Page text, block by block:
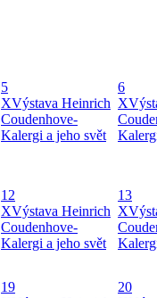
5
XVýstava Heinrich
Coudenhove-
Kalergi a jeho svět
6
X
12
XVýstava Heinrich
Coudenhove-
Kalergi a jeho svět
13
X
19
20